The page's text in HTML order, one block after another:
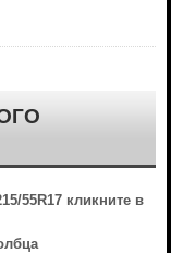
55R17 кликните в